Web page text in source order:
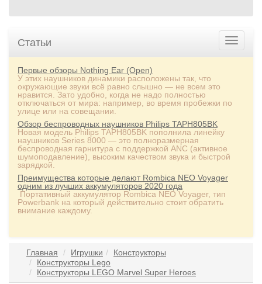
Статьи
Первые обзоры Nothing Ear (Open)
У этих наушников динамики расположены так, что
окружающие звуки всё равно слышно — не всем это
нравится. Зато удобно, когда не надо полностью
отключаться от мира: например, во время пробежки по
улице или на совещании.
Обзор беспроводных наушников Philips TAPH805BK
Новая модель Philips TAPH805BK пополнила линейку
наушников Series 8000 — это полноразмерная
беспроводная гарнитура с поддержкой ANC (активное
шумоподавление), высоким качеством звука и быстрой
зарядкой.
Преимущества которые делают Rombica NEO Voyager
одним из лучших аккумуляторов 2020 года
Портативный аккумулятор Rombica NEO Voyager, тип
Powerbank на который действительно стоит обратить
внимание каждому.
Главная Игрушки
Конструкторы
Конструкторы Lego
Конструкторы LEGO Marvel Super Heroes